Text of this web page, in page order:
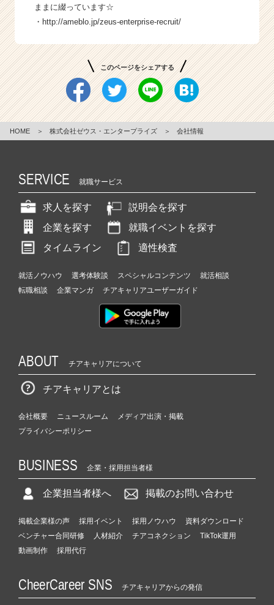
ままに綴っています☆
・ http://ameblo.jp/zeus-enterprise-recruit/
このページをシェアする
HOME ＞ 株式会社ゼウス・エンタープライズ ＞ 会社情報
SERVICE 就職サービス
求人を探す
説明会を探す
企業を探す
就職イベントを探す
タイムライン
適性検査
就活ノウハウ 選考体験談 スペシャルコンテンツ
就活相談
転職相談
企業マンガ チアキャリアユーザーガイド
ABOUT チアキャリアについて
チアキャリアとは
会社概要 ニュースルーム
メディア出演・掲載
プライバシーポリシー
BUSINESS 企業・採用担当者様
企業担当者様へ 掲載のお問い合わせ
掲載企業様の声 採用イベント 採用ノウハウ
資料ダウンロード
ベンチャー合同研修
人材紹介 チアコネクション
TikTok運用
動画制作
採用代行
CheerCareer SNS チアキャリアからの発信